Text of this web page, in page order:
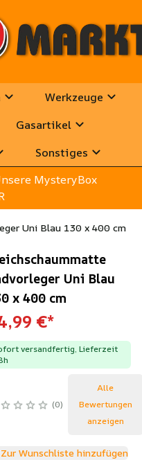
Werkzeuge
Gasartikel
Sonstiges
MysteryBox
Uni Blau 130 x 400 cm
Uni Blau
x 400 cm
€*
versandfertig, Lieferzeit
0
Alle
Bewertungen
anzeigen
Zur Wunschliste hinzufügen